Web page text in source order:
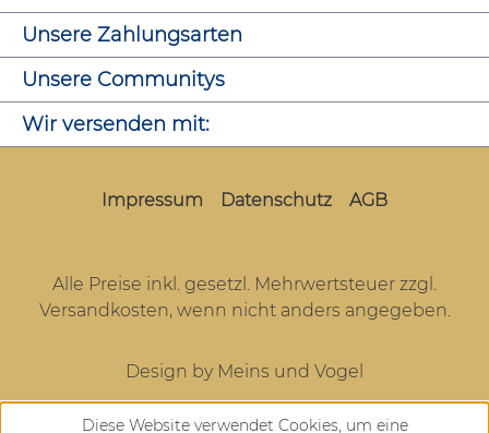
Unsere Zahlungsarten
Unsere Communitys
Wir versenden mit:
Impressum Datenschutz AGB
Alle Preise inkl. gesetzl. Mehrwertsteuer zzgl.
Versandkosten, wenn nicht anders angegeben.
Design by Meins und Vogel
Diese Website verwendet Cookies, um eine